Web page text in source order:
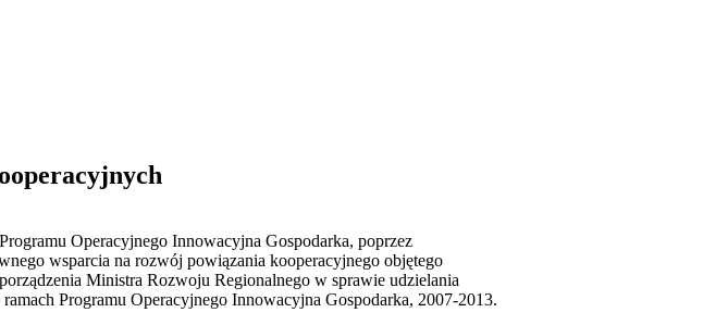
Operacyjnego Innowacyjna Gospodarka, poprzez
wsparcia na rozwój powiązania kooperacyjnego objętego
Ministra Rozwoju Regionalnego w sprawie udzielania
Programu Operacyjnego Innowacyjna Gospodarka, 2007-2013.